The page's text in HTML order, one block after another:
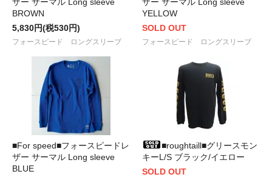
BROWN
5,830円(税530円)
フォースピード ロングスリーブ
YELLOW
SOLD OUT
フォースピード ロングスリーブ
■For speed■フォースピードレ
ザー サーマル Long sleeve
BLUE
■roughtaill■グリースモン
キーL/S ブラック/イエロー
SOLD OUT